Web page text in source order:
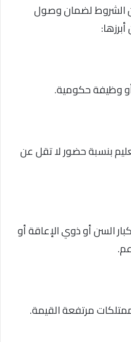
الشروط لضمان وصول
وظيفة حكومية.
بنسبة حضور لا تقل عن
السن أو ذوي الإعاقة أو
مرتفعة القيمة.